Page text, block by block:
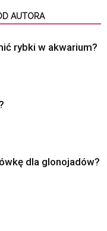
AUTORA
rybki w akwarium?
dla glonojadów?